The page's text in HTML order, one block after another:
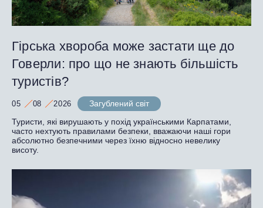
Гірська хвороба може застати ще до
Говерли: про що не знають більшість
туристів?
05 08 2026
Загублений світ
Туристи, які вирушають у похід українськими Карпатами,
часто нехтують правилами безпеки, вважаючи наші гори
абсолютно безпечними через їхню відносно невелику
висоту.